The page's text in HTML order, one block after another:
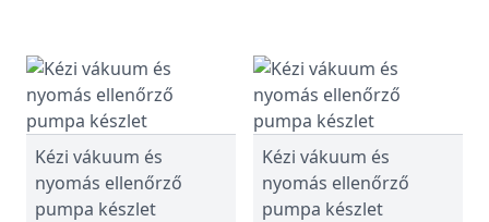
Kézi vákuum és
nyomás ellenőrző
pumpa készlet
Kézi vákuum és
nyomás ellenőrző
pumpa készlet